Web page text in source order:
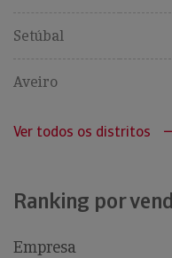
Setúbal
Aveiro
Ver todos os distritos
Ranking por
Empresa